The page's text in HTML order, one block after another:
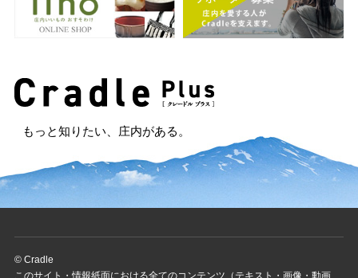
もっと知りたい、庄内がある。
© Cradle